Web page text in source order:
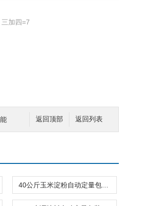
加四=7
返回列表
返回顶部